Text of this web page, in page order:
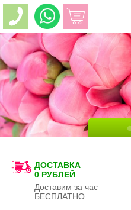
ДОСТАВКА
0 РУБЛЕЙ
Доставим за час
БЕСПЛАТНО